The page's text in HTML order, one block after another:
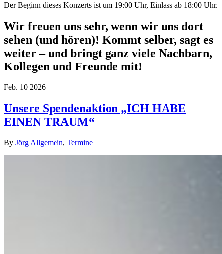
Der Beginn dieses Konzerts ist um 19:00 Uhr, Einlass ab 18:00 Uhr.
Wir freuen uns sehr, wenn wir uns dort
sehen (und hören)! Kommt selber, sagt es
weiter – und bringt ganz viele Nachbarn,
Kollegen und Freunde mit!
Feb. 10 2026
Unsere Spendenaktion „ICH HABE
EINEN TRAUM“
By Jörg Allgemein, Termine